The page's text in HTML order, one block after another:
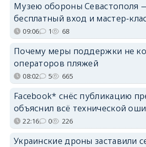
Музею обороны Севастополя
бесплатный вход и мастер-
09:06 1 68
Почему меры поддержки не
операторов пляжей
08:02 5 665
Facebook* снёс публикацию
объяснил всё технической
22:16 0 226
Украинские дроны заставили